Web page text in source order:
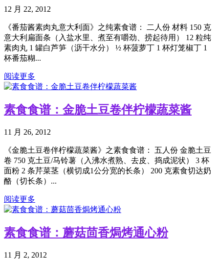
12 月 22, 2012
《番茄酱素肉丸意大利面》之纯素食谱： 二人份 材料 150 克
意大利扁面条（入盐水里、煮至有嚼劲、捞起待用） 12 粒纯
素肉丸 1 罐白芦笋（沥干水分） ½ 杯菠萝丁 1 杯灯笼椒丁 1
杯番茄糊...
阅读更多
素食食谱：金脆土豆卷伴柠檬蔬菜酱
11 月 26, 2012
《金脆土豆卷伴柠檬蔬菜酱》之素食食谱： 五人份 金脆土豆
卷 750 克土豆/马铃薯（入沸水煮熟、去皮、捣成泥状） 3 杯
面粉 2 条芹菜茎（横切成1公分宽的长条） 200 克素食切达奶
酪（切长条）...
阅读更多
素食食谱：蘑菇茴香焗烤通心粉
11 月 2, 2012